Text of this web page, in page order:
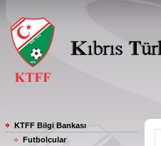
KTFF Bilgi Bankası
Futbolcular